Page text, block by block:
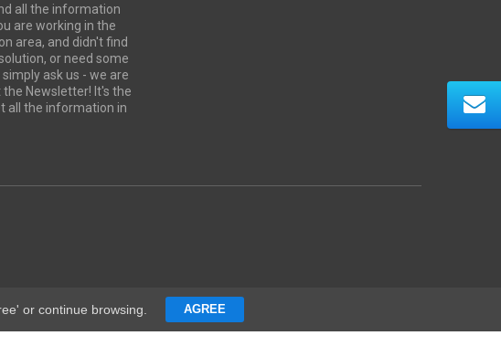
all the information
are working in the
area, and didn't find
or need some
ask us - we are
the Newsletter! It's the
all the information in
or continue browsing. AGREE